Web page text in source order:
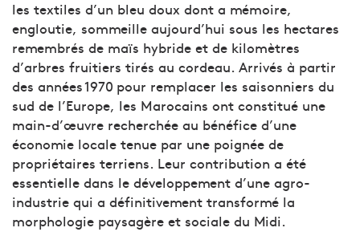
les textiles d’un bleu doux dont a mémoire,
engloutie, sommeille aujourd’hui sous les hectares
remembrés de maïs hybride et de kilomètres
d’arbres fruitiers tirés au cordeau. Arrivés à partir
des années 1970 pour remplacer les saisonniers du
sud de l’Europe, les Marocains ont constitué une
main-d’œuvre recherchée au bénéfice d’une
économie locale tenue par une poignée de
propriétaires terriens. Leur contribution a été
essentielle dans le développement d’une agro-
industrie qui a définitivement transformé la
morphologie paysagère et sociale du Midi.